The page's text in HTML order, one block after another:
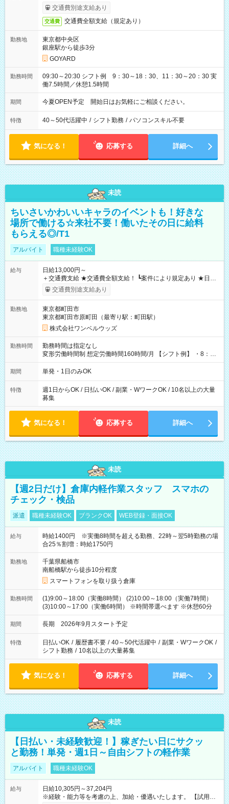
交通費別途支給あり
交通費 交通費全額支給（規定あり）
勤務地
東京都中央区
銀座駅から徒歩3分
GOYARD
勤務時間
09:30～20:30 シフト例 9：30～18：30、11：30～20：30 実
働7.5時間／休憩1.5時間
期間 今夏OPEN予定 開始日はお気軽にご相談ください。
特徴 40～50代活躍中 / シフト勤務 / パソコンスキル不要
気になる！ 応募する 詳細へ
未読
ちいさいかわいいキャラのイベントも！好きな
場所で働ける☆来社不要！働いたその日に給料
もらえる◎/T1
アルバイト 職種未経験OK
給与
日給13,000円～
＋交通費支給 ★交通費全額支給！ ┗案件により規定あり ★日払
いOK！（規定あり） ┗働いたその日に現金GET♪ お仕事後はコ
ンビニATMから 日払い分を引き落とせます！ 【試用期間】試
交通費別途支給あり
勤務地
東京都町田市
東京都町田市原町田（最寄り駅：町田駅）
株式会社ワンベルウッズ
勤務時間
勤務時間は指定なし
変形労働時間制 想定労働時間160時間/月 【シフト例】 ・8：00
～21：00
期間 単発・1日のみOK
特徴
週1日からOK / 日払いOK / 副業・WワークOK / 10名以上の大量
募集
気になる！ 応募する 詳細へ
未読
【週2日だけ】倉庫内軽作業スタッフ スマホの
チェック・検品
派遣 職種未経験OK ブランクOK WEB登録・面接OK
給与
時給1400円 ※実働8時間を超える勤務、22時～翌5時勤務の場
合25％割増：時給1750円
勤務地
千葉県船橋市
南船橋駅から徒歩10分程度
スマートフォンを取り扱う倉庫
勤務時間
(1)9:00～18:00（実働8時間） (2)10:00～18:00（実働7時間）
(3)10:00～17:00（実働6時間） ※時間帯選べます ※休憩60分
期間 長期 2026年9月スタート予定
特徴 日払いOK / 履歴書不要 / 40～50代活躍中 / 副業・WワークOK /
シフト勤務 / 10名以上の大量募集
気になる！ 応募する 詳細へ
未読
【日払い・未経験歓迎！】稼ぎたい日にサクッ
と勤務！単発・週1日～自由シフトの軽作業
アルバイト 職種未経験OK
給与
日給10,305円～37,204円
※経験・能力等を考慮の上、加給・優遇いたします。 【試用期